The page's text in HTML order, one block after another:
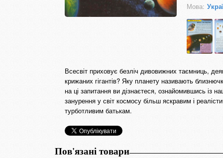
Мова:
Всесвіт приховує безліч дивовижних таємниць,
крижаних гігантів? Яку планету називають
на ці запитання ви дізнаєтеся, ознайомившись із
занурення у світ космосу більш яскравим і
турботливим батькам.
Пов'язані товари